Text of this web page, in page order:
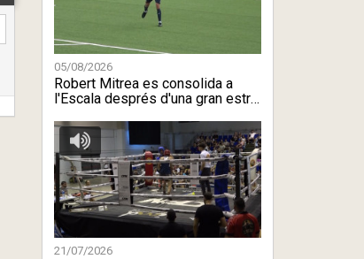
05/08/2026
Robert Mitrea es consolida a
l'Escala després d'una gran estre
21/07/2026